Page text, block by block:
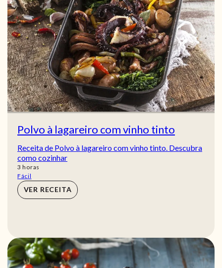
Polvo à lagareiro com vinho tinto
Receita de Polvo à lagareiro com vinho tinto. Descubra
como cozinhar
3 horas
horas
Fácil
VER RECEITA